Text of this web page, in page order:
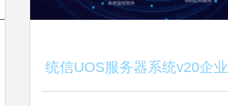
统信UOS服务器系统v20企业